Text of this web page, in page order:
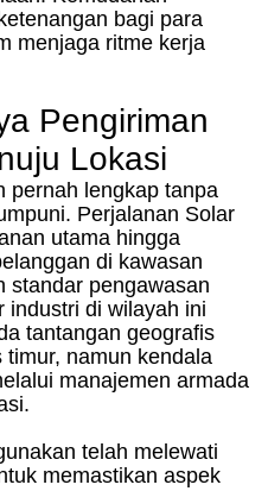
bagi para
menjaga ritme kerja
Pengiriman
Lokasi
pernah lengkap tanpa
Perjalanan Solar
utama hingga
di kawasan
standar pengawasan
industri di wilayah ini
tantangan geografis
namun kendala
manajemen armada
telah melewati
memastikan aspek